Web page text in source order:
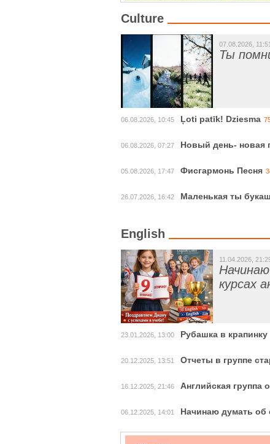
Culture
07.08.2026, 11:51
Ты
06.08.2026, 10:45 Ļoti patīk! Dziesma
06.08.2026, 07:27 Новый день- новая
05.08.2026, 17:47 Фисгармонь Песня
26.07.2026, 16:42 Маленькая ты
English
11.04.2026,
курсах
23.01.2026, 13:00 Рубашка в
20.12.2025, 13:51 Отчеты в группе
16.12.2025, 21:46 Английская группа
06.12.2025, 14:01 Начинаю думать об